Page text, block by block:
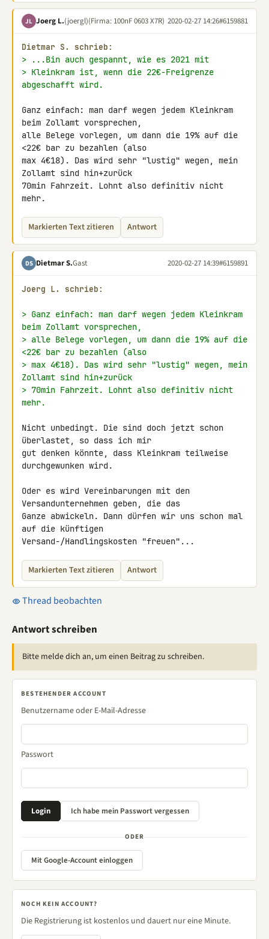
JL Joerg L.(joergl)(Firma: 100nF 0603 X7R) 2020-02-27 14:26#6159881
Dietmar S. schrieb:
> ...Bin auch gespannt, wie es 2021 mit
> Kleinkram ist, wenn die 22€-Freigrenze
abgeschafft wird.
Ganz einfach: man darf wegen jedem Kleinkram
beim Zollamt vorsprechen,
alle Belege vorlegen, um dann die 19% auf die
<22€ bar zu bezahlen (also
max 4€18). Das wird sehr "lustig" wegen, mein
Zollamt sind hin+zurück
70min Fahrzeit. Lohnt also definitiv nicht
mehr.
Markierten Text zitieren Antwort
DS Dietmar S.Gast 2020-02-27 14:39#6159891
Joerg L. schrieb:
> Ganz einfach: man darf wegen jedem Kleinkram
beim Zollamt vorsprechen,
> alle Belege vorlegen, um dann die 19% auf die
<22€ bar zu bezahlen (also
> max 4€18). Das wird sehr "lustig" wegen, mein
Zollamt sind hin+zurück
> 70min Fahrzeit. Lohnt also definitiv nicht
mehr.
Nicht unbedingt. Die sind doch jetzt schon
überlastet, so dass ich mir
gut denken könnte, dass Kleinkram teilweise
durchgewunken wird.
Oder es wird Vereinbarungen mit den
Versandunternehmen geben, die das
Ganze abwickeln. Dann dürfen wir uns schon mal
auf die künftigen
Versand-/Handlingskosten "freuen"...
Markierten Text zitieren Antwort
Thread beobachten
Antwort schreiben
Bitte melde dich an, um einen Beitrag zu schreiben.
BESTEHENDER ACCOUNT
Benutzername oder E-Mail-Adresse
Passwort
ODER
Mit Google-Account einloggen
NOCH KEIN ACCOUNT?
Die Registrierung ist kostenlos und dauert nur eine Minute.